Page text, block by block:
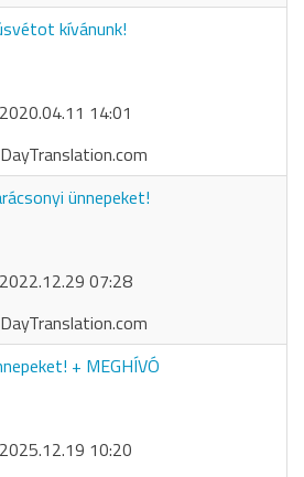
kívánunk!
2020.04.11 14:01
ünnepeket!
2022.12.29 07:28
+ MEGHÍVÓ
2025.12.19 10:20